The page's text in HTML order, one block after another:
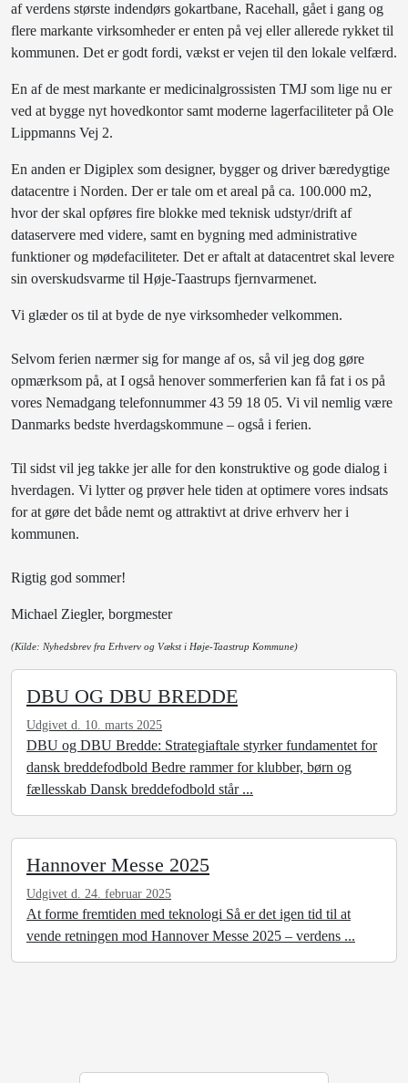
af verdens største indendørs gokartbane, Racehall, gået i gang og
flere markante virksomheder er enten på vej eller allerede rykket til
kommunen. Det er godt fordi, vækst er vejen til den lokale velfærd.
En af de mest markante er medicinalgrossisten TMJ som lige nu er
ved at bygge nyt hovedkontor samt moderne lagerfaciliteter på Ole
Lippmanns Vej 2.
En anden er Digiplex som designer, bygger og driver bæredygtige
datacentre i Norden. Der er tale om et areal på ca. 100.000 m2,
hvor der skal opføres fire blokke med teknisk udstyr/drift af
dataservere med videre, samt en bygning med administrative
funktioner og mødefaciliteter. Det er aftalt at datacentret skal levere
sin overskudsvarme til Høje-Taastrups fjernvarmenet.
Vi glæder os til at byde de nye virksomheder velkommen.
Selvom ferien nærmer sig for mange af os, så vil jeg dog gøre
opmærksom på, at I også henover sommerferien kan få fat i os på
vores Nemadgang telefonnummer 43 59 18 05. Vi vil nemlig være
Danmarks bedste hverdagskommune – også i ferien.
Til sidst vil jeg takke jer alle for den konstruktive og gode dialog i
hverdagen. Vi lytter og prøver hele tiden at optimere vores indsats
for at gøre det både nemt og attraktivt at drive erhverv her i
kommunen.
Rigtig god sommer!
Michael Ziegler, borgmester
(Kilde: Nyhedsbrev fra Erhverv og Vækst i Høje-Taastrup Kommune)
DBU OG DBU BREDDE
Udgivet d. 10. marts 2025
DBU og DBU Bredde: Strategiaftale styrker fundamentet for
dansk breddefodbold Bedre rammer for klubber, børn og
fællesskab Dansk breddefodbold står ...
Hannover Messe 2025
Udgivet d. 24. februar 2025
At forme fremtiden med teknologi Så er det igen tid til at
vende retningen mod Hannover Messe 2025 – verdens ...